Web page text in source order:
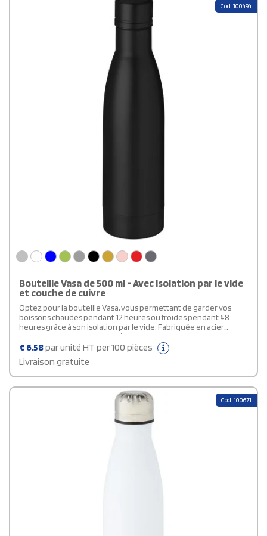
pratique pour les trajets, une gourde alu ou inox légère pour le sport,
ou une gourde en acier inox résistante pour les journées bien
remplies, vous êtes sûr de faire plaisir et de rester visible longtemps. Et
d’inquiétude : nos modèles sont sûrs, aux normes alimentaires et
Sur Stampasi.fr, commander vos gourdes aluminium ou inox est un vrai
jeu d’enfant. Vous choisissez le modèle, vous ajoutez votre logo, et en
quelques clics tout est prêt. On vous envoie même un aperçu gratuit
pour valider le rendu avant impression, histoire que tout soit nickel. Et
stylé, tout en boostant votre visibilité. Alors n’attendez plus, foncez sur
vous, tous les jours et partout.
Cod: 100494
Bouteille Vasa de 500 ml - Avec isolation par le vide
et couche de cuivre
Optez pour la bouteille Vasa, vous permettant de garder vos
boissons chaudes pendant 12 heures ou froides pendant 48
heures grâce à son isolation par le vide. Fabriquée en acier
inoxydable à double paroi 18/8 et placage en cuivre sur la paroi
interne, elle conserve la température de vos boissons selon vos
préférences. Avec une capacité de 500 ml, cette bouteille
publicitaire est livrée dans un coffret cadeau Avenue.
€ 6,58par unité HT per 100 pièces
Livraison gratuite
Cod: 100671